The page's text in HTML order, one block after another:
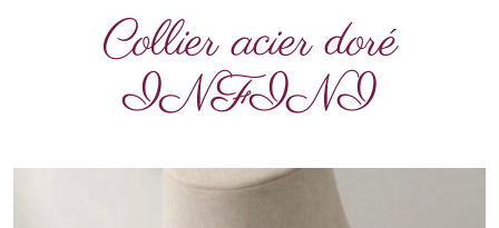
Collier acier doré
INFINI